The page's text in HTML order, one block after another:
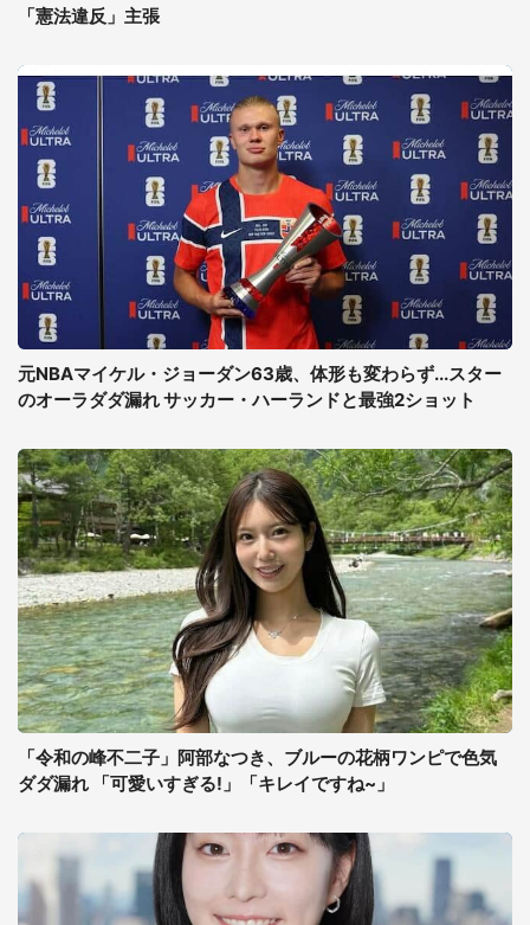
「憲法違反」主張
元NBAマイケル・ジョーダン63歳、体形も変わらず...スター
のオーラダダ漏れ サッカー・ハーランドと最強2ショット
「令和の峰不二子」阿部なつき、ブルーの花柄ワンピで色気
ダダ漏れ 「可愛いすぎる!」「キレイですね~」